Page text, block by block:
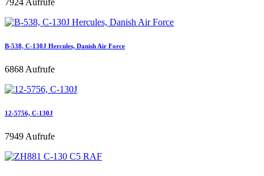
B-538, C-130J Hercules, Danish Air Force
6868 Aufrufe
12-5756, C-130J
7949 Aufrufe